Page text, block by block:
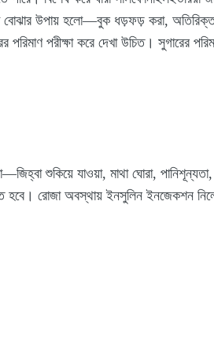
উপায় হলো—বুক ধড়ফড় করা, অতিরিক্ত
পরীক্ষা করে দেখা উচিত। সুগারের
যাওয়া, মাথা ঘোরা, পানিশূন্যতা,
হবে। রোজা অবস্থায় ইনসুলিন ইনজেকশন